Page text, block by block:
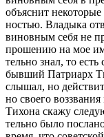
объ­яс­нит неко­то­рые
но­стью. Вла­ды­ка
ви­нов­ным се­бя не
про­ше­нию на мое
тель­но знал, то
быв­ший Пат­ри­арх
слы­шал, но
но сво­е­го
Ти­хо­на ска­жу
тель­но бы­ло